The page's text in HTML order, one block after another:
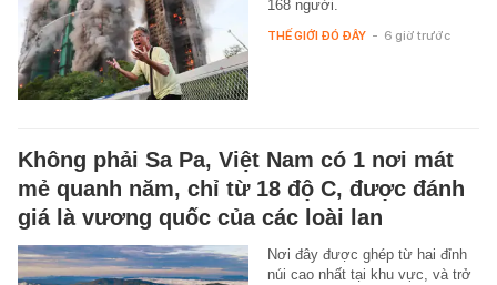
168 người.
THẾ GIỚI ĐÓ ĐÂY - 6 giờ trước
Không phải Sa Pa, Việt Nam có 1 nơi mát
mẻ quanh năm, chỉ từ 18 độ C, được đánh
giá là vương quốc của các loài lan
Nơi đây được ghép từ hai đỉnh
núi cao nhất tại khu vực, và trở